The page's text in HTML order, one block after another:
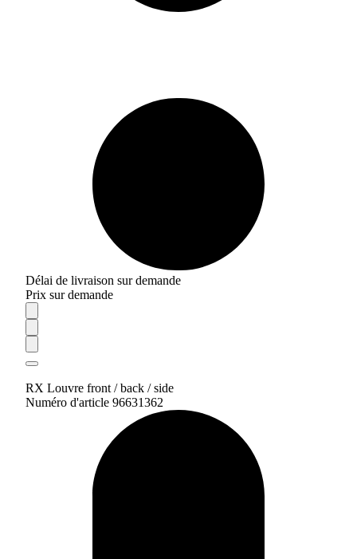
Délai de livraison sur demande
Prix sur demande
RX Louvre front / back / side
Numéro d'article 96631362